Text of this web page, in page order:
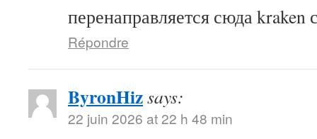
перенаправляется сюда kraken
Répondre
ByronHizsays:
22 juin 2026 at 22 h 48 min